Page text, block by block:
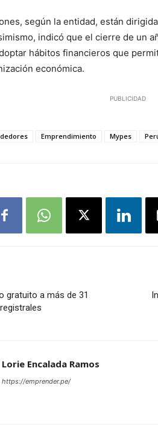
según la entidad, están
indicó que el cierre de un
hábitos financieros que
económica.
PUBLICIDAD
Emprendimiento Mypes
gratuito a más de 31
Lorie Encalada Ramos
https://emprender.pe/